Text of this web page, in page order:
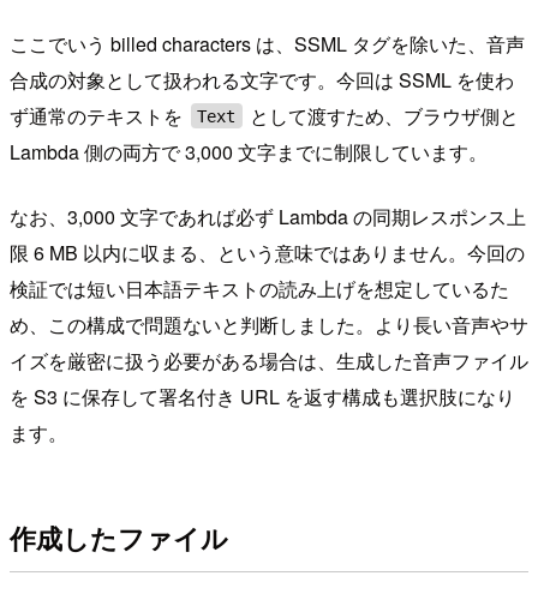
ここでいう billed characters は、SSML タグを除いた、音声
合成の対象として扱われる文字です。今回は SSML を使わ
ず通常のテキストを
Text
として渡すため、ブラウザ側と
Lambda 側の両方で 3,000 文字までに制限しています。
なお、3,000 文字であれば必ず Lambda の同期レスポンス上
限 6 MB 以内に収まる、という意味ではありません。今回の
検証では短い日本語テキストの読み上げを想定しているた
め、この構成で問題ないと判断しました。より長い音声やサ
イズを厳密に扱う必要がある場合は、生成した音声ファイル
を S3 に保存して署名付き URL を返す構成も選択肢になり
ます。
作成したファイル